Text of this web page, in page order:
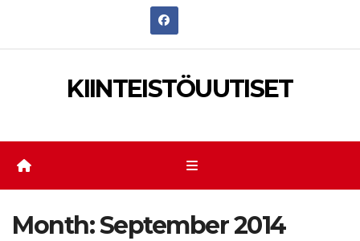
KIINTEISTÖUUTISET
Month:September 2014